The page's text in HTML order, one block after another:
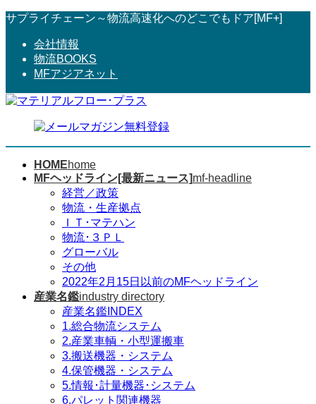
コ
へ
ス
プ
ナ
ョ
ン
動
サプライチェーン～物流高速化へのどこでもドア[MF+]
会社情報
物流BOOKS
MFアジアネット
HOMEhome
MFヘッドライン[最新ニュース]mf-headline
経営／政策
物流・生産拠点
ＩＴ･マテハン
物流･３ＰＬ
グローバル
その他
2022年2月15日以前のMFヘッドライン
産業名鑑industry directory
産業名鑑INDEX
1.総合物流システム
2.産業車輌・小型運搬車
3.搬送機器・システム
4.保管機器・システム
5.情報･計量機器･システム
6.パレット関連機器